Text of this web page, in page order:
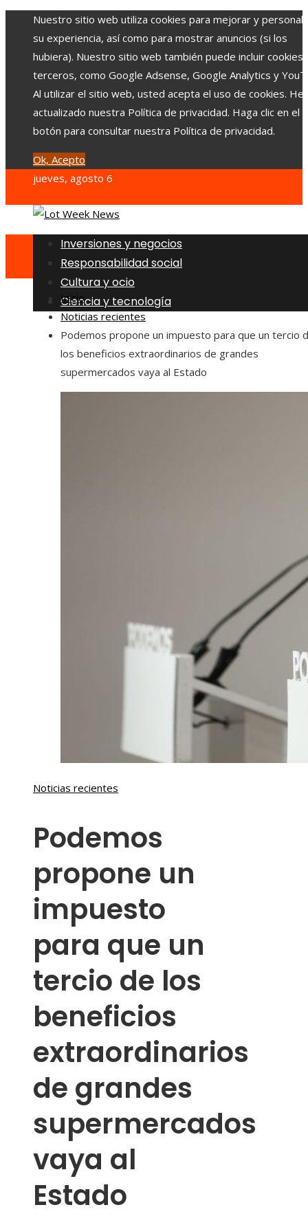
Nuestro sitio web utiliza cookies para mejorar y
su experiencia, así como para mostrar anuncios (si los
hubiera). Nuestro sitio web también puede incluir cookies
terceros, como Google Adsense, Google Analytics y
Al utilizar el sitio web, usted acepta el uso de cookies.
actualizado nuestra Política de privacidad. Haga clic en el
botón para consultar nuestra Política de privacidad.
Ok, Acepto
jueves, agosto 6
Inversiones y negocios
Responsabilidad social
Cultura y ocio
Ciencia y tecnología
Inicio
Noticias recientes
Podemos propone un impuesto para que un tercio
los beneficios extraordinarios de grandes
supermercados vaya al Estado
Noticias recientes
Podemos
propone un
impuesto
para que un
tercio de los
beneficios
extraordinarios
de grandes
supermercados
vaya al
Estado